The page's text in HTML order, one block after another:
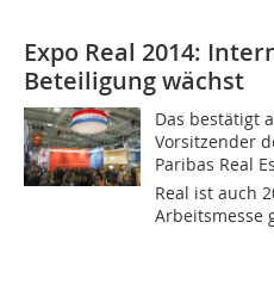
Expo Real 2014:
Beteiligung wächst
Das bestätigt
Vorsitzender
Paribas Real
Real ist auch
Arbeitsmesse